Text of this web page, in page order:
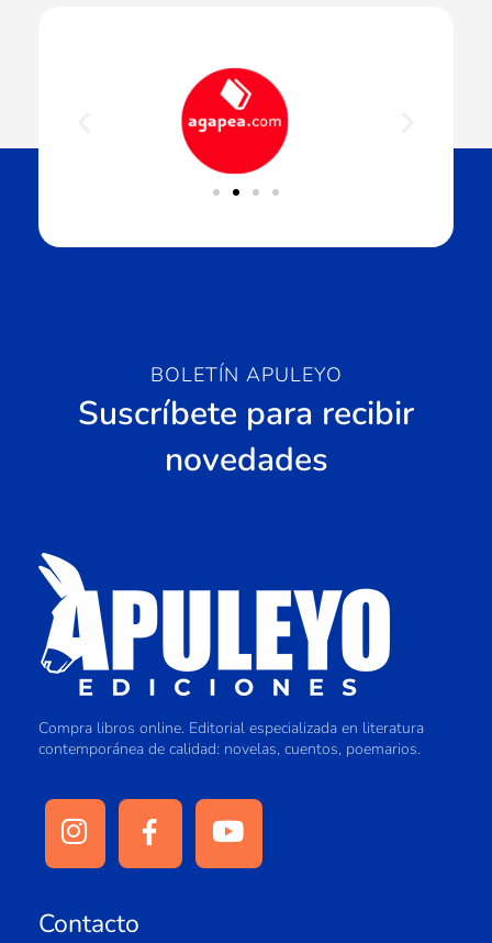
BOLETÍN APULEYO
Suscríbete para recibir
novedades
Compra libros online. Editorial especializada en literatura
contemporánea de calidad: novelas, cuentos, poemarios.
Contacto